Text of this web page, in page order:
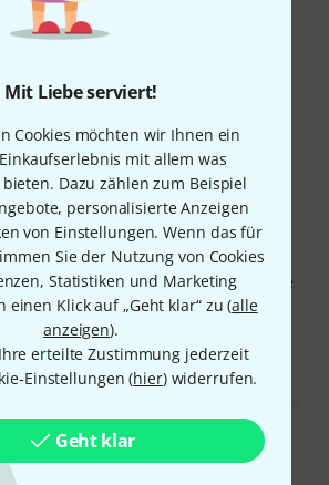
Mit Liebe serviert!
Cookies möchten wir Ihnen ein
mit allem was
Dazu zählen zum Beispiel
personalisierte Anzeigen
von Einstellungen. Wenn das für
Sie der Nutzung von Cookies
Statistiken und Marketing
einen Klick auf „Geht klar“ zu (alle
anzeigen).
erteilte Zustimmung jederzeit
Einstellungen (hier) widerrufen.
Geht klar
bietet ein hervorragendes Preis-
und Design. Ich war auf der Suche
verdrehten Bogen, und das Design
und dezent. Helligkeit und Lichtfarbe
ein für alle Mal regulieren.
BEWERTUNG MELDEN
Bewertungen lesen